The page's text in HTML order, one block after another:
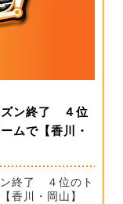
ズン終了 ４位
ムで【香川・
終了 ４位のト
香川・岡山】